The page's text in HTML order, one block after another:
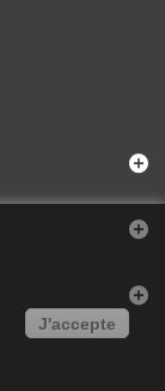
J'accepte